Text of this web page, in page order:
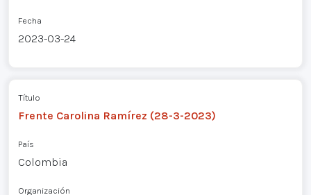
Fecha
2023-03-24
Título
Frente Carolina Ramírez (28-3-2023)
País
Colombia
Organización